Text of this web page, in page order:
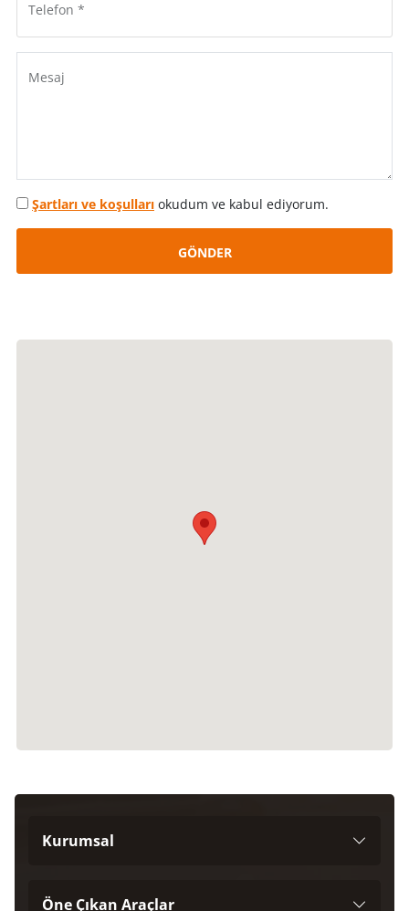
Telefon *
Mesaj
Şartları ve koşulları okudum ve kabul ediyorum.
GÖNDER
Kurumsal
Öne Çıkan Araçlar